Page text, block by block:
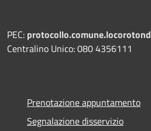
PEC:
Centralino Unico: 080 4356111
Prenotazione appuntamento
Segnalazione disservizio